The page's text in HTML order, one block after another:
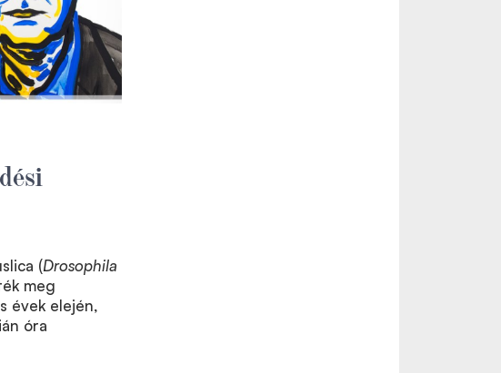
(Drosophila
meg
évek elején,
óra